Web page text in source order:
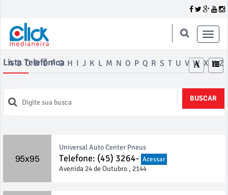
Toggle
Lista Telefônica
A B C D E F G H I J K L M N O P Q R S T U V W X Y Z
BUSCAR
Universal Auto Center Pneus
Telefone: (45) 3264- Acessar
Avenida 24 de Outubro , 2144